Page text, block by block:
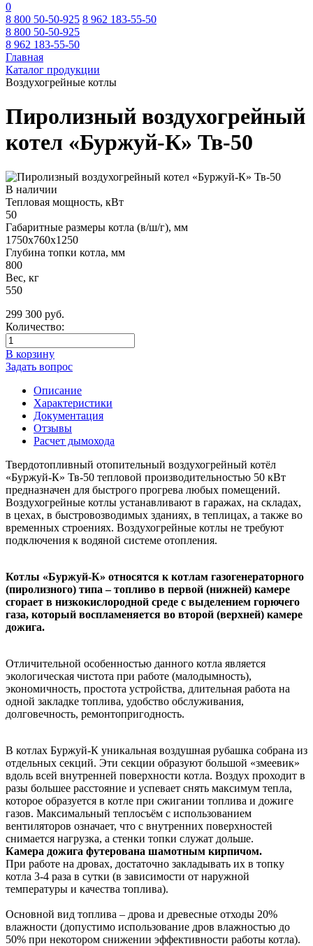
0
8 800 50-50-925 8 962 183-55-50
8 800 50-50-925
8 962 183-55-50
Главная
Каталог продукции
Воздухогрейные котлы
Пиролизный воздухогрейный
котел «Буржуй-К» Тв-50
В наличии
Тепловая мощность, кВт
50
Габаритные размеры котла (в/ш/г), мм
1750x760x1250
Глубина топки котла, мм
800
Вес, кг
550
299 300 руб.
Количество:
В корзину
Задать вопрос
Описание
Характеристики
Документация
Отзывы
Расчет дымохода
Твердотопливный отопительный воздухогрейный котёл
«Буржуй-К» Тв-50 тепловой производительностью 50 кВт
предназначен для быстрого прогрева любых помещений.
Воздухогрейные котлы устанавливают в гаражах, на складах,
в цехах, в быстровозводимых зданиях, в теплицах, а также во
временных строениях. Воздухогрейные котлы не требуют
подключения к водяной системе отопления.
Котлы «Буржуй-К» относятся к котлам газогенераторного
(пиролизного) типа – топливо в первой (нижней) камере
сгорает в низкокислородной среде с выделением горючего
газа, который воспламеняется во второй (верхней) камере
дожига.
Отличительной особенностью данного котла является
экологическая чистота при работе (малодымность),
экономичность, простота устройства, длительная работа на
одной закладке топлива, удобство обслуживания,
долговечность, ремонтопригодность.
В котлах Буржуй-К уникальная воздушная рубашка собрана из
отдельных секций. Эти секции образуют большой «змеевик»
вдоль всей внутренней поверхности котла. Воздух проходит в
разы большее расстояние и успевает снять максимум тепла,
которое образуется в котле при сжигании топлива и дожиге
газов. Максимальный теплосъём с использованием
вентиляторов означает, что с внутренних поверхностей
снимается нагрузка, а стенки топки служат дольше.
Камера дожига футерована шамотным кирпичом.
При работе на дровах, достаточно закладывать их в топку
котла 3-4 раза в сутки (в зависимости от наружной
температуры и качества топлива).
Основной вид топлива – дрова и древесные отходы 20%
влажности (допустимо использование дров влажностью до
50% при некотором снижении эффективности работы котла).